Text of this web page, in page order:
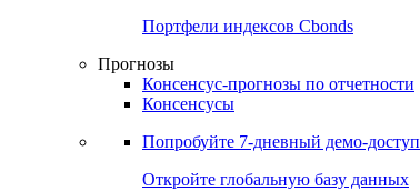
Портфели индексов Cbonds
Прогнозы
Консенсус-прогнозы по отчетности
Консенсусы
Попробуйте 7-дневный демо-доступ
Откройте глобальную базу данных